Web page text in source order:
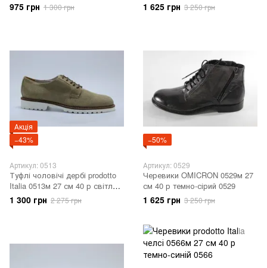
975 грн 1 300 грн 1 625 грн 3 250 грн
Акція
−43%
Артикул: 0513
Туфлі чоловічі дербі prodotto
Italia 0513м 27 см 40 р світло-
сірий 0513
1 300 грн 2 275 грн
−50%
Артикул: 0529
Черевики OMICRON 0529м 27
см 40 р темно-сірий 0529
1 625 грн 3 250 грн